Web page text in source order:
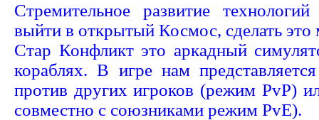
Стремительное развитие
выйти в открытый Космос, сделать
Стар Конфликт это аркадный
кораблях. В игре нам
против других игроков (режим PvP)
совместно с союзниками режим PvE).